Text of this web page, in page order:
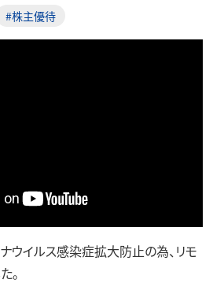
#株主優待
ウイルス感染症拡大防止の為、リモ
。